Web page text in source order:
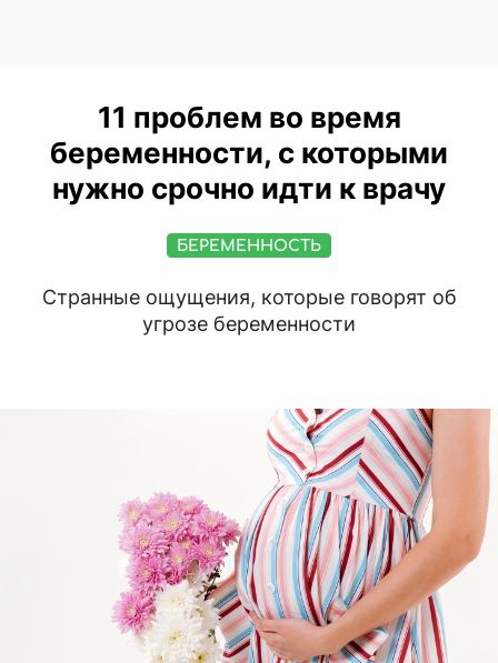
11 проблем во время
беременности, с которыми
нужно срочно идти к врачу
БЕРЕМЕННОСТЬ
Странные ощущения, которые говорят об
угрозе беременности